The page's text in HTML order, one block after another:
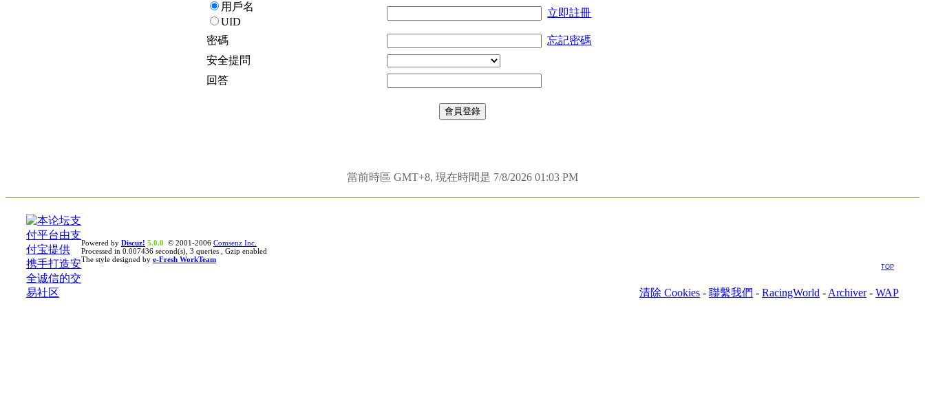
用戶名
UID
立即註冊
密碼
忘記密碼
安全提問
回答
當前時區 GMT+8, 現在時間是 7/8/2026 01:03 PM
Powered by Discuz! 5.0.0 © 2001-2006 Comsenz Inc.
Processed in 0.007436 second(s), 3 queries , Gzip enabled
The style designed by e-Fresh WorkTeam
TOP
清除 Cookies - 聯繫我們 - RacingWorld - Archiver- WAP